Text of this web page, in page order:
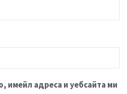
имейл адреса и уебсайта ми